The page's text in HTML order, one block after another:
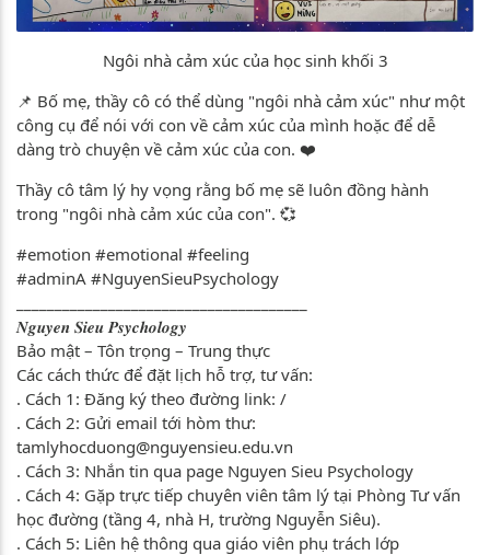
Ngôi nhà cảm xúc của học sinh khối 3
📌 Bố mẹ, thầy cô có thể dùng "ngôi nhà cảm xúc" như một
công cụ để nói với con về cảm xúc của mình hoặc để dễ
dàng trò chuyện về cảm xúc của con. ❤️
Thầy cô tâm lý hy vọng rằng bố mẹ sẽ luôn đồng hành
trong "ngôi nhà cảm xúc của con". 💞
#emotion #emotional #feeling
#adminA #NguyenSieuPsychology
𝑵𝒈𝒖𝒚𝒆𝒏 𝑺𝒊𝒆𝒖 𝑷𝒔𝒚𝒄𝒉𝒐𝒍𝒐𝒈𝒚
Bảo mật – Tôn trọng – Trung thực
Các cách thức để đặt lịch hỗ trợ, tư vấn:
. Cách 1: Đăng ký theo đường link: /
. Cách 2: Gửi email tới hòm thư:
tamlyhocduong@nguyensieu.edu.vn
. Cách 3: Nhắn tin qua page Nguyen Sieu Psychology
. Cách 4: Gặp trực tiếp chuyên viên tâm lý tại Phòng Tư vấn
học đường (tầng 4, nhà H, trường Nguyễn Siêu).
. Cách 5: Liên hệ thông qua giáo viên phụ trách lớp